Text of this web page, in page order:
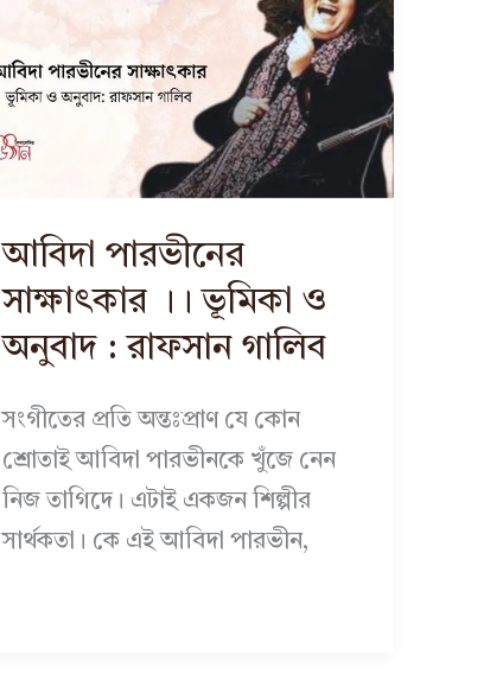
আবিদা পারভীনের
সাক্ষাৎকার ।। ভূমিকা ও
অনুবাদ : রাফসান গালিব
সংগীতের প্রতি অন্তঃপ্রাণ যে কোন
শ্রোতাই আবিদা পারভীনকে খুঁজে নেন
নিজ তাগিদে। এটাই একজন শিল্পীর
সার্থকতা। কে এই আবিদা পারভীন,